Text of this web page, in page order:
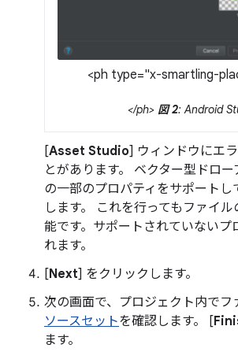
<ph type="x-smartling-
</ph> 図 2: Android
[Asset Studio] ウィンドウにエ
とがあります。 ベクター型ドロ
の一部のプロパティをサポートし
します。 これを行ってもファイ
能です。サポートされていないプ
れます。
[Next] をクリックします。
次の画面で、プロジェクト内でフ
ソースセットを確認します。 [
ます。